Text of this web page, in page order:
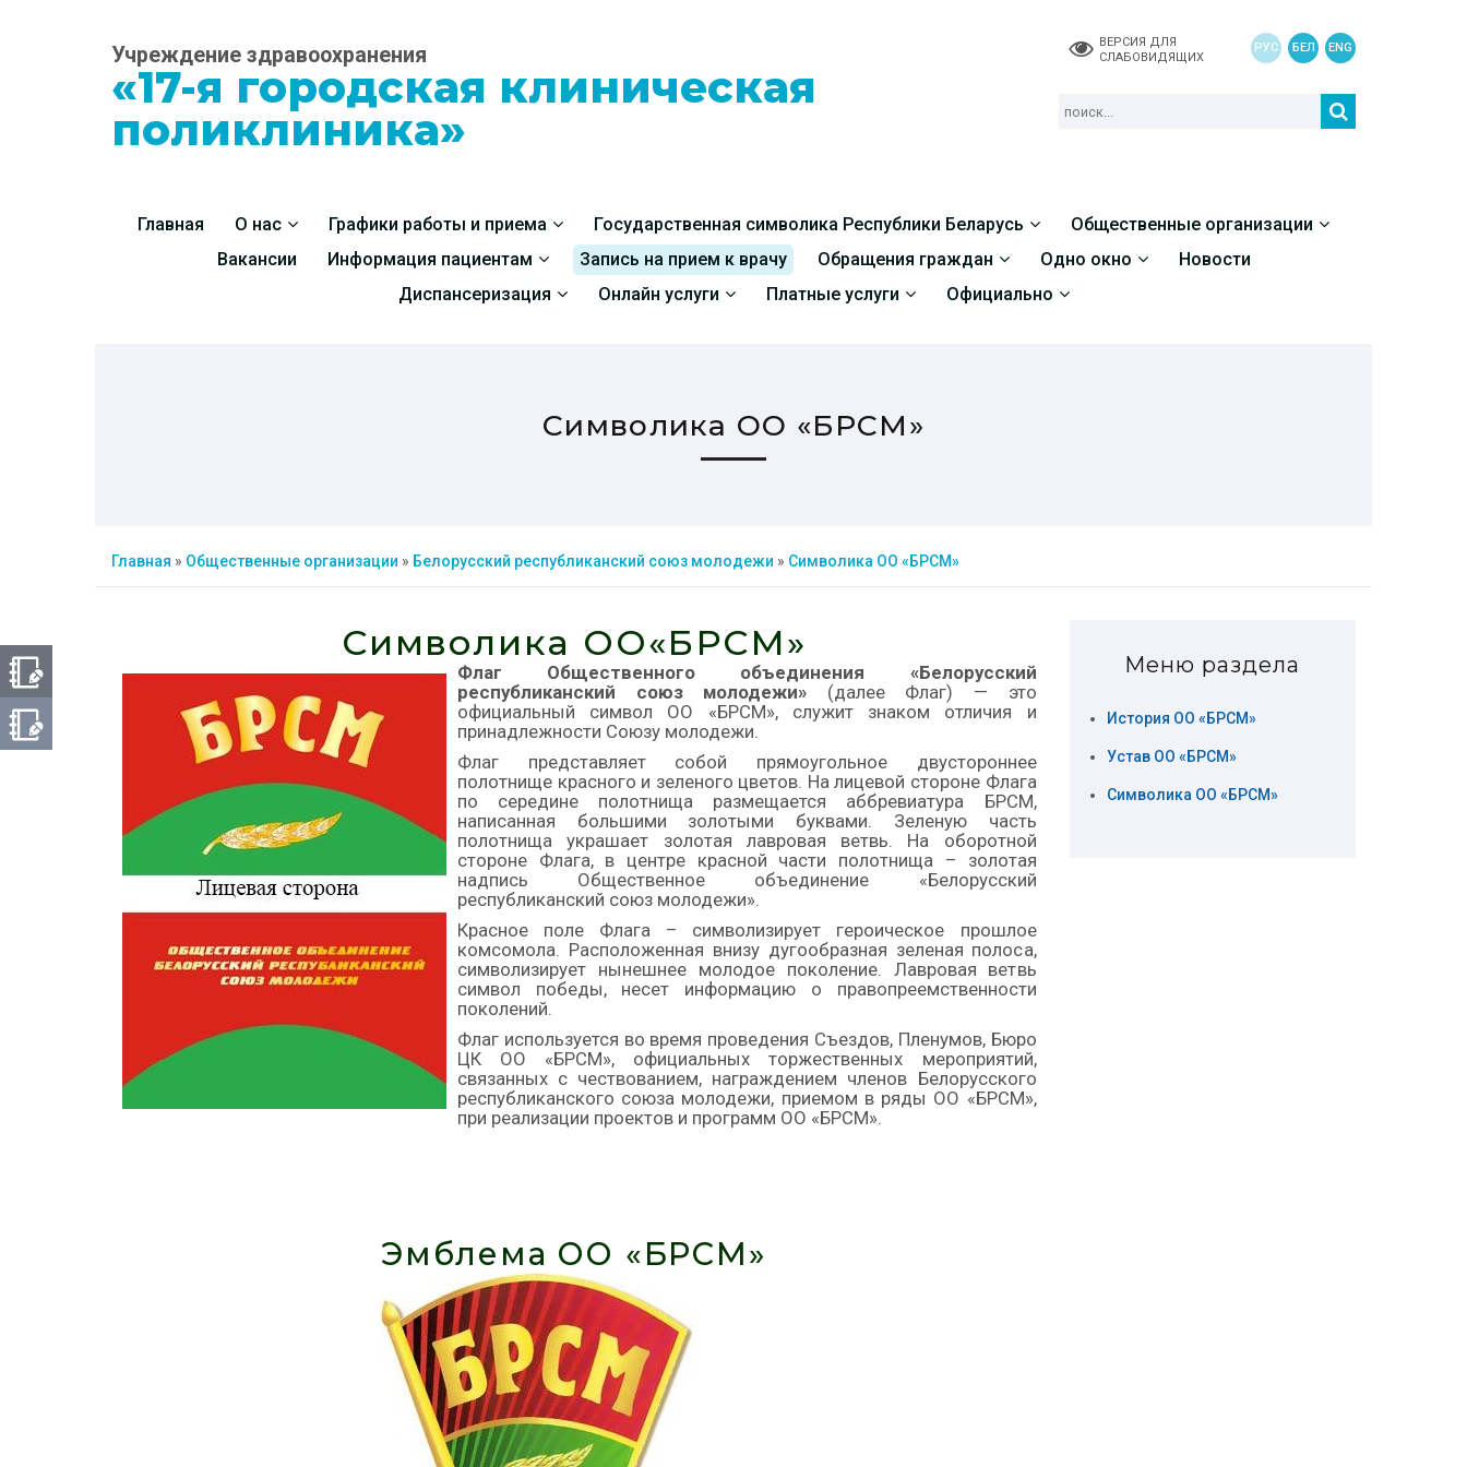
Учреждение здравоохранения
«17-я городская клиническая
поликлиника»
ВЕРСИЯ ДЛЯ
СЛАБОВИДЯЩИХ
РУС БЕЛ ENG
Главная О нас Графики работы и приема Государственная символика Республики Беларусь
Общественные организации
Вакансии
Информация пациентам Запись на прием к врачу Обращения граждан Одно окно
Новости
Диспансеризация
Онлайн услуги Платные услуги Официально
Символика ОО «БРСМ»
Главная » Общественные организации » Белорусский республиканский союз молодежи » Символика ОО «БРСМ»
Символика ОО«БРСМ»
Флаг Общественного объединения
«Белорусский
республиканский союз молодежи» (далее Флаг) — это
официальный символ ОО «БРСМ», служит знаком отличия и
принадлежности Союзу молодежи.
Флаг представляет собой прямоугольное двустороннее
полотнище красного и зеленого цветов. На лицевой стороне Флага
по середине полотнища размещается аббревиатура БРСМ,
написанная большими золотыми буквами. Зеленую часть
полотнища украшает золотая лавровая ветвь. На оборотной
стороне Флага, в центре красной части полотнища – золотая
надпись Общественное объединение «Белорусский
республиканский союз молодежи».
Красное поле Флага – символизирует героическое прошлое
комсомола. Расположенная внизу дугообразная зеленая полоса,
символизирует нынешнее молодое поколение. Лавровая ветвь
символ победы, несет информацию о правопреемственности
поколений.
Флаг используется во время проведения Съездов, Пленумов, Бюро
ЦК ОО «БРСМ», официальных торжественных мероприятий,
связанных с чествованием, награждением членов Белорусского
республиканского союза молодежи, приемом в ряды ОО «БРСМ»,
при реализации проектов и программ ОО «БРСМ».
Эмблема ОО «БРСМ»
Меню раздела
История ОО «БРСМ»
Устав ОО «БРСМ»
Символика ОО «БРСМ»